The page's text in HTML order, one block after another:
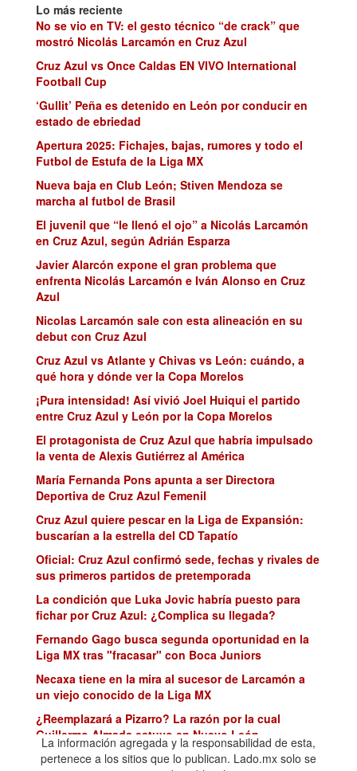
Lo más reciente
No se vio en TV: el gesto técnico “de crack” que
mostró Nicolás Larcamón en Cruz Azul
Cruz Azul vs Once Caldas EN VIVO International
Football Cup
‘Gullit’ Peña es detenido en León por conducir en
estado de ebriedad
Apertura 2025: Fichajes, bajas, rumores y todo el
Futbol de Estufa de la Liga MX
Nueva baja en Club León; Stiven Mendoza se
marcha al futbol de Brasil
El juvenil que “le llenó el ojo” a Nicolás Larcamón
en Cruz Azul, según Adrián Esparza
Javier Alarcón expone el gran problema que
enfrenta Nicolás Larcamón e Iván Alonso en Cruz
Azul
Nicolas Larcamón sale con esta alineación en su
debut con Cruz Azul
Cruz Azul vs Atlante y Chivas vs León: cuándo, a
qué hora y dónde ver la Copa Morelos
¡Pura intensidad! Así vivió Joel Huiqui el partido
entre Cruz Azul y León por la Copa Morelos
El protagonista de Cruz Azul que habría impulsado
la venta de Alexis Gutiérrez al América
María Fernanda Pons apunta a ser Directora
Deportiva de Cruz Azul Femenil
Cruz Azul quiere pescar en la Liga de Expansión:
buscarían a la estrella del CD Tapatío
Oficial: Cruz Azul confirmó sede, fechas y rivales de
sus primeros partidos de pretemporada
La condición que Luka Jovic habría puesto para
fichar por Cruz Azul: ¿Complica su llegada?
Fernando Gago busca segunda oportunidad en la
Liga MX tras "fracasar" con Boca Juniors
Necaxa tiene en la mira al sucesor de Larcamón a
un viejo conocido de la Liga MX
¿Reemplazará a Pizarro? La razón por la cual
Guillermo Almada estuvo en Nuevo León
Concachampions: ¿Quiénes han sido todos los
La información agregada y la responsabilidad de esta,
pertenece a los sitios que lo publican. Lado.mx solo se